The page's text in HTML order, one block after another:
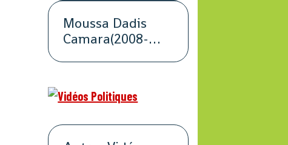
Moussa Dadis
Camara(2008-